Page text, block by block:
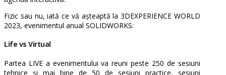
Fizic sau nu, iatăce vă așteaptă la3DEXPERIENCE WORLD
2023, evenimentul anual SOLIDWORKS:
Life vs Virtual
Partea LIVE a evenimentului va reuni peste 250 de sesiuni
tehnice și mai bine de 50 de sesiuni practice, sesiuni